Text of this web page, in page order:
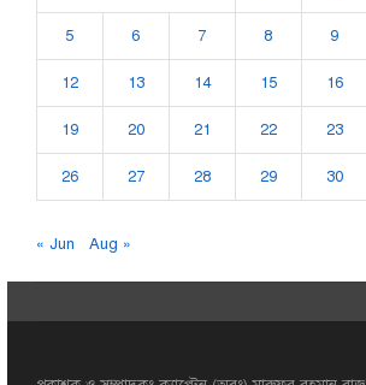
5 6 7 8 9
12 13 14 15 16
19 20 21 22 23
26 27 28 29 30
« Jun Aug »